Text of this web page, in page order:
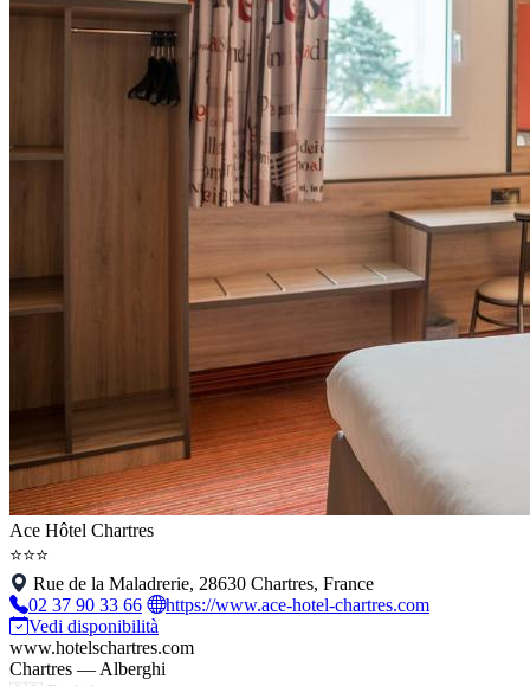
Ace Hôtel Chartres
⭐⭐⭐
Rue de la Maladrerie, 28630 Chartres, France
02 37 90 33 66
https://www.ace-hotel-chartres.com
Vedi disponibilità
www.hotelschartres.com
Chartres — Alberghi